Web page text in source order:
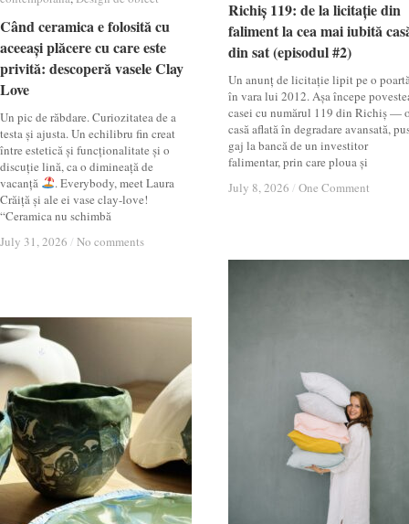
Când ceramica e folosită cu
aceeași plăcere cu care este
privită: descoperă vasele Clay
Love
Un pic de răbdare. Curiozitatea de a
testa și ajusta. Un echilibru fin creat
între estetică și funcționalitate și o
discuție lină, ca o dimineață de
vacanță
. Everybody, meet Laura
Crăiță și ale ei vase clay-love!
“Ceramica nu schimbă
July 31, 2026 / No comments
Când ceramica e folosită cu
aceeași plăcere cu care este
privită: descoperă vasele Clay
Love
July 31, 2026 / No comments
Richiș 119: de la licitație din
faliment la cea mai iubită
din sat (episodul #2)
Un anunț de licitație lipit pe o
în vara lui 2012. Așa începe
casei cu numărul 119 din Richiș —
casă aflată în degradare avansată,
gaj la bancă de un investitor
falimentar, prin care ploua și
July 8, 2026 / One Comment
Richiș 119: de la licitație din
faliment la cea mai iubită
din sat (episodul #2)
July 8, 2026 / One Comment